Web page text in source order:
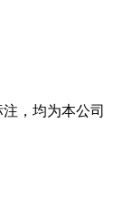
，均为本公司